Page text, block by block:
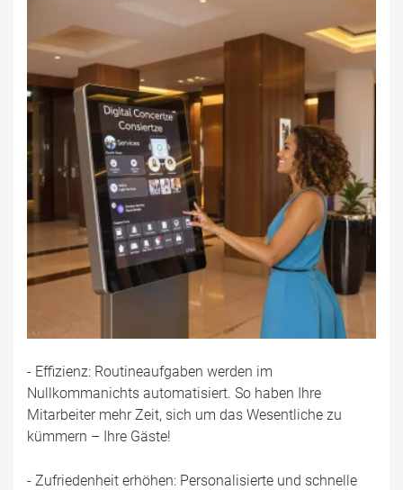
- Effizienz: Routineaufgaben werden im
Nullkommanichts automatisiert. So haben Ihre
Mitarbeiter mehr Zeit, sich um das Wesentliche zu
kümmern – Ihre Gäste!
- Zufriedenheit erhöhen: Personalisierte und schnelle